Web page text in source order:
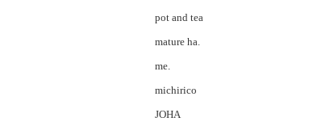
pot and tea
mature ha.
me.
michirico
JOHA